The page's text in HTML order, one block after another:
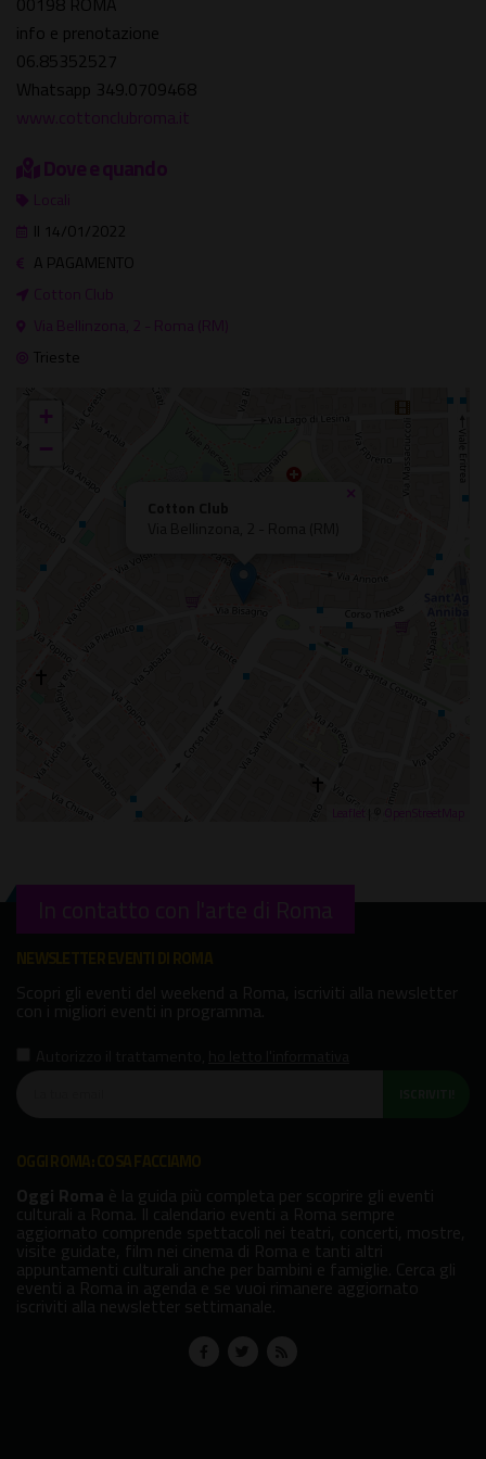
info e prenotazione
06.85352527
Whatsapp 349.0709468
www.cottonclubroma.it
Dove e quando
Locali
Il 14/01/2022
A PAGAMENTO
Cotton Club
Via Bellinzona, 2 - Roma (RM)
Trieste
×
+
−
In contatto con l'arte di Roma